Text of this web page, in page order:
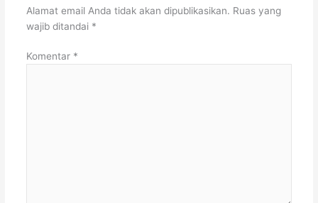
Alamat email Anda tidak akan dipublikasikan. Ruas yang
wajib ditandai *
Komentar *